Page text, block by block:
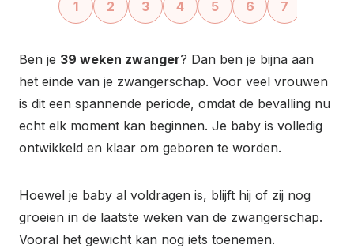
1 2 3 4 5 6 7
Ben je 39 weken zwanger? Dan ben je bijna aan
het einde van je zwangerschap. Voor veel vrouwen
is dit een spannende periode, omdat de bevalling nu
echt elk moment kan beginnen. Je baby is volledig
ontwikkeld en klaar om geboren te worden.
Hoewel je baby al voldragen is, blijft hij of zij nog
groeien in de laatste weken van de zwangerschap.
Vooral het gewicht kan nog iets toenemen.